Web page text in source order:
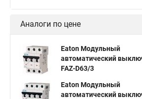
Аналоги по цене
Eaton Модульный
автоматический
FAZ-D63/3
Eaton Модульный
автоматический